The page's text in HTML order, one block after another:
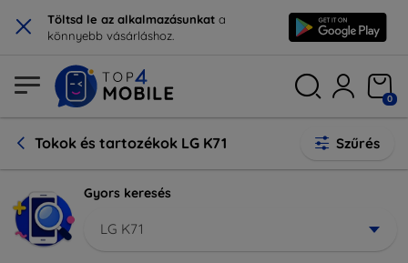
× Töltsd le az alkalmazásunkat a
könnyebb vásárláshoz.
0
Tokok és tartozékok LG K71 Szűrés
Gyors keresés
LG K71